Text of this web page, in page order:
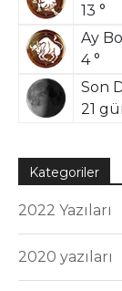
13 °
Ay
4 °
Son
21
Kategoriler
2022 Yazıları
2020 yazıları